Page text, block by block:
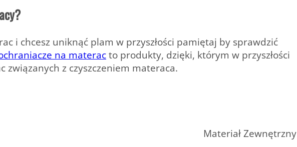
i chcesz uniknąć plam w przyszłości pamiętaj by sprawdzić
na materacto produkty, dzięki, którym w przyszłości
związanych z czyszczeniem materaca.
Materiał Zewnętrzny